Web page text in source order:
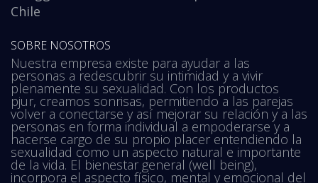
Chile
SOBRE NOSOTROS
Nuestra empresa existe para ayudar a las
personas a redescubrir su intimidad y a vivir
plenamente su sexualidad. Con los productos
pjur, creamos sonrisas, permitiendo a las parejas
volver a conectarse y así mejorar su relación y a las
personas en forma individual a empoderarse y a
hacerse cargo de su propio placer entendiendo la
sexualidad como un aspecto natural e importante
de la vida. El bienestar general (well being),
incorpora el aspecto físico, mental y emocional del